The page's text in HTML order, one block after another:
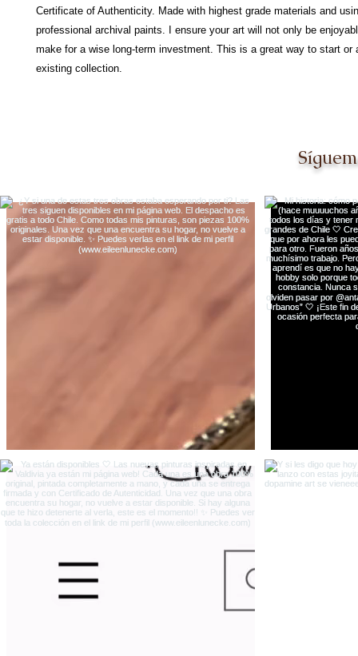
Certificate of Authenticity. Made with highest grade materials and
professional archival paints. I ensure your art will not only be
make for a wise long-term investment. This is a great way to start or
existing collection.